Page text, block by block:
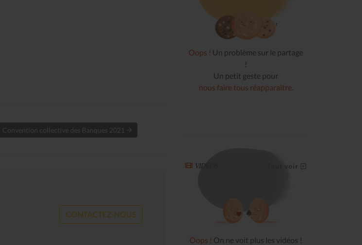
Convention collective des Banques 2021
CONTACTEZ-NOUS
Oops ! Un problème sur le partage
!
Un petit geste pour
nous faire tous réapparaître.
VIDÉOS Tout voir
Oops ! On ne voit plus les vidéos !